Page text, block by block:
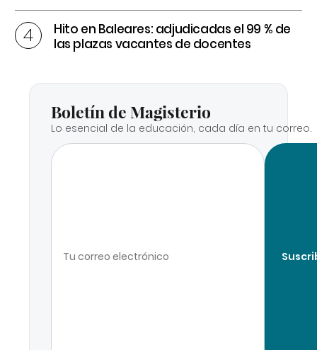
Hito en Baleares: adjudicadas el 99 % de
las plazas vacantes de docentes
Boletín de Magisterio
Lo esencial de la educación, cada día en tu correo.